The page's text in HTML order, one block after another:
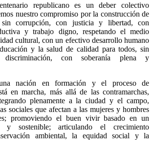
republicano es un deber colectivo
nuestro compromiso por la construcción de
corrupción, con justicia y libertad, con
y trabajo digno, respetando el medio
cultural, con un efectivo desarrollo humano
y la salud de calidad para todos, sin
con soberanía plena y
nación en formación y el proceso de
en marcha, más allá de las contramarchas,
plenamente a la ciudad y el campo,
sociales que afectan a las mujeres y hombres
promoviendo el buen vivir basado en un
y sostenible; articulando el crecimiento
ambiental, la equidad social y la